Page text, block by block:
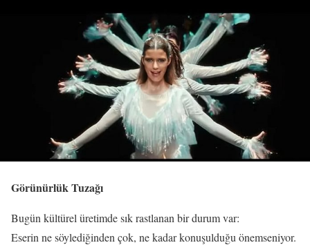
Görünürlük Tuzağı
Bugün kültürel üretimde sık rastlanan bir durum var:
Eserin ne söylediğinden çok, ne kadar konuşulduğu önemseniyor.